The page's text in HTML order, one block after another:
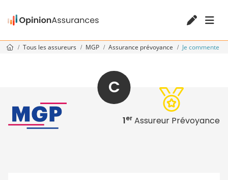
Tous les assureurs MGP Assurance prévoyance Je commente
C
1er Assureur Prévoyance